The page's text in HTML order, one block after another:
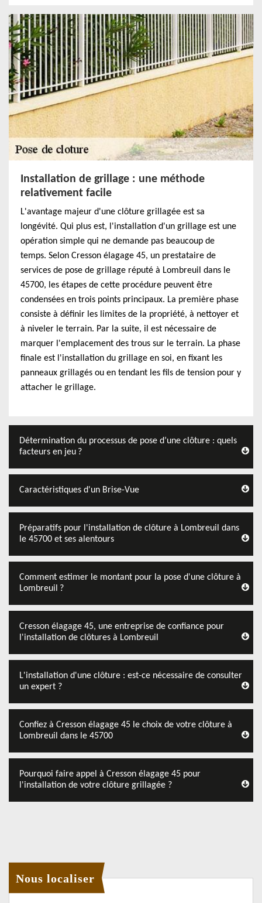
Installation de grillage : une méthode
relativement facile
L'avantage majeur d'une clôture grillagée est sa
longévité. Qui plus est, l'installation d'un grillage est une
opération simple qui ne demande pas beaucoup de
temps. Selon Cresson élagage 45, un prestataire de
services de pose de grillage réputé à Lombreuil dans le
45700, les étapes de cette procédure peuvent être
condensées en trois points principaux. La première phase
consiste à définir les limites de la propriété, à nettoyer et
à niveler le terrain. Par la suite, il est nécessaire de
marquer l'emplacement des trous sur le terrain. La phase
finale est l'installation du grillage en soi, en fixant les
panneaux grillagés ou en tendant les fils de tension pour y
attacher le grillage.
Détermination du processus de pose d’une clôture : quels
facteurs en jeu ?
Caractéristiques d'un Brise-Vue
Préparatifs pour l'installation de clôture à Lombreuil dans
le 45700 et ses alentours
Comment estimer le montant pour la pose d'une clôture à
Lombreuil ?
Cresson élagage 45, une entreprise de confiance pour
l'installation de clôtures à Lombreuil
L'installation d'une clôture : est-ce nécessaire de consulter
un expert ?
Confiez à Cresson élagage 45 le choix de votre clôture à
Lombreuil dans le 45700
Pourquoi faire appel à Cresson élagage 45 pour
l'installation de votre clôture grillagée ?
Nous localiser